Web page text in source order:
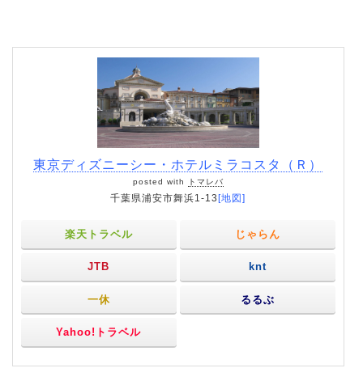
東京ディズニーシー・ホテルミラコスタ（Ｒ）
posted with トマレバ
千葉県浦安市舞浜1-13 [地図]
楽天トラベル じゃらん
JTB knt
一休 るるぶ
Yahoo!トラベル